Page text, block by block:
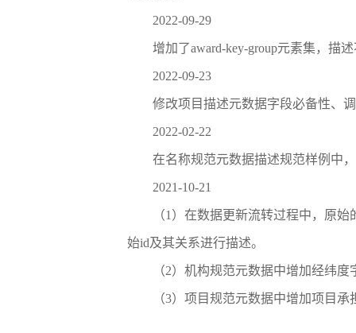
2022-09-29
增加了award-key-group元素集，描
2022-09-23
修改项目描述元数据字段必备性、
2022-02-22
在名称规范元数据描述规范样例中
2021-10-21
（1）在数据更新流转过程中，原
始id及其关系进行描述。
（2）机构规范元数据中增加经纬度
（3）项目规范元数据中增加项目